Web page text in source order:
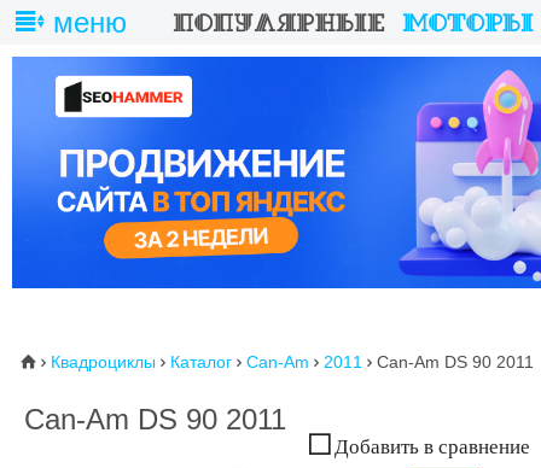
меню
⌂  Квадроциклы  Каталог  Can-Am  2011  Can-Am DS 90 2011
Can-Am DS 90 2011
Добавить в сравнение